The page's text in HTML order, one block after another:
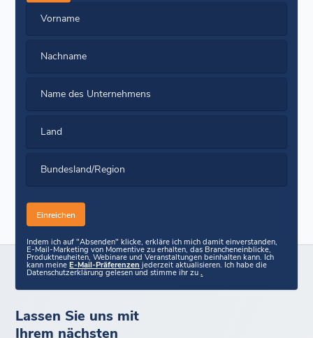
Vorname
Nachname
Name des Unternehmens
Land
Bundesland/Region
Indem ich auf "Absenden" klicke, erkläre ich mich damit einverstanden,
E-Mail-Marketing von Momentive zu erhalten, das Brancheneinblicke,
Produktneuheiten, Webinare und Veranstaltungen beinhalten kann. Ich
kann meineE-Mail-Präferenzen jederzeit aktualisieren. Ich habe die
Datenschutzerklärung gelesen und stimme ihr zu .
Lassen Sie uns mit
Ihrem nächsten